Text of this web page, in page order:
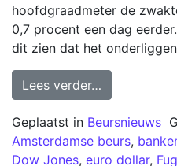
hoofdgraadmeter de
0,7 procent een dag
dit zien dat het
Lees verder…
Geplaatst in Beursnieuws
Amsterdamse beurs,
Dow Jones, euro dollar,